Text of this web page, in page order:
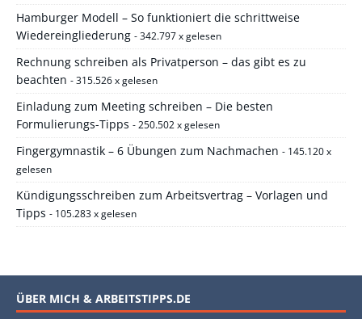
Hamburger Modell – So funktioniert die schrittweise
Wiedereingliederung - 342.797 x gelesen
Rechnung schreiben als Privatperson – das gibt es zu
beachten - 315.526 x gelesen
Einladung zum Meeting schreiben – Die besten
Formulierungs-Tipps - 250.502 x gelesen
Fingergymnastik – 6 Übungen zum Nachmachen - 145.120 x
gelesen
Kündigungsschreiben zum Arbeitsvertrag – Vorlagen und
Tipps - 105.283 x gelesen
ÜBER MICH & ARBEITSTIPPS.DE